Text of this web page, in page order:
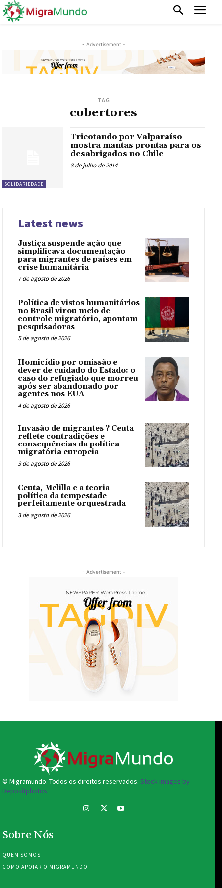
- Advertisement -
TAG
cobertores
SOLIDARIEDADE
Tricotando por Valparaíso
mostra mantas prontas para os
desabrigados no Chile
8 de julho de 2014
Latest news
Justiça suspende ação que
simplificava documentação
para migrantes de países em
crise humanitária
7 de agosto de 2026
Política de vistos humanitários
no Brasil virou meio de
controle migratório, apontam
pesquisadoras
5 de agosto de 2026
Homicídio por omissão e
dever de cuidado do Estado: o
caso do refugiado que morreu
após ser abandonado por
agentes nos EUA
4 de agosto de 2026
Invasão de migrantes ? Ceuta
reflete contradições e
consequências da política
migratória europeia
3 de agosto de 2026
Ceuta, Melilla e a teoria
política da tempestade
perfeitamente orquestrada
3 de agosto de 2026
- Advertisement -
© Migramundo. Todos os direitos reservados. Stock images by
Depositphotos.
Sobre Nós
QUEM SOMOS
COMO APOIAR O MIGRAMUNDO